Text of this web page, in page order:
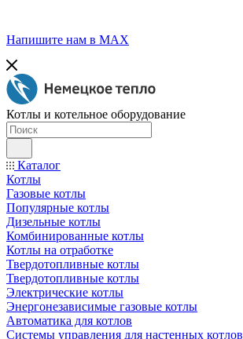
Напишите нам в МАХ
Котлы и котельное оборудование
Каталог
Котлы
Газовые котлы
Популярные котлы
Дизельные котлы
Комбинированные котлы
Котлы на отработке
Твердотопливные котлы
Твердотопливные котлы
Электрические котлы
Энергонезависимые газовые котлы
Автоматика для котлов
Системы управления для настенных котлов